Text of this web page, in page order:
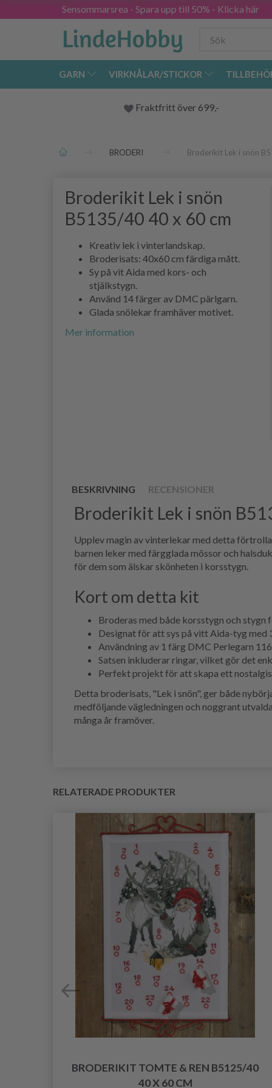
Sensommarsrea - Spara upp till 50% - Klicka här
GARN VIRKNÅLAR/STICKOR
Fraktfritt över 699,-
BRODERI Broderikit Lek i snön
Broderikit Lek i snön
B5135/40 40 x 60 cm
Kreativ lek i vinterlandskap.
Broderisats: 40x60 cm färdiga mått.
Sy på vit Aida med kors- och
stjälkstygn.
Använd 14 färger av DMC pärlgarn.
Glada snölekar framhäver motivet.
Mer information
BESKRIVNING RECENSIONER
Broderikit Lek i snön
Upplev magin av vinterlekar med detta
barnen leker med färgglada mössor och
för dem som älskar skönheten i korsstygn.
Kort om detta kit
Broderas med både korsstygn och stygn
Designat för att sys på vitt Aida-tyg
Användning av 1 färg DMC Perlegarn
Satsen inkluderar ringar, vilket gör det
Perfekt projekt för att skapa ett
Detta broderisats, "Lek i snön", ger både
medföljande vägledningen och noggrant
många år framöver.
RELATERADE PRODUKTER
BRODERIKIT TOMTE & REN B5125/40
40 X 60 CM